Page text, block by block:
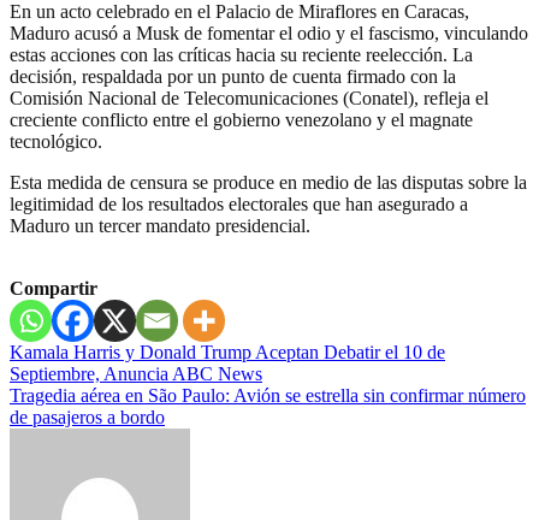
En un acto celebrado en el Palacio de Miraflores en Caracas,
Maduro acusó a Musk de fomentar el odio y el fascismo, vinculando
estas acciones con las críticas hacia su reciente reelección. La
decisión, respaldada por un punto de cuenta firmado con la
Comisión Nacional de Telecomunicaciones (Conatel), refleja el
creciente conflicto entre el gobierno venezolano y el magnate
tecnológico.
Esta medida de censura se produce en medio de las disputas sobre la
legitimidad de los resultados electorales que han asegurado a
Maduro un tercer mandato presidencial.
Compartir
Navegación
de
entradas
Kamala Harris y Donald Trump Aceptan Debatir el 10 de
Septiembre, Anuncia ABC News
Tragedia aérea en São Paulo: Avión se estrella sin confirmar número
de pasajeros a bordo